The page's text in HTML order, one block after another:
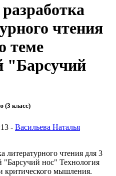
чтения
теме
"Барсучий
(3 класс)
- Васильева Наталья
литературного чтения для 3
"Барсучий нос" Технология
критического мышления.